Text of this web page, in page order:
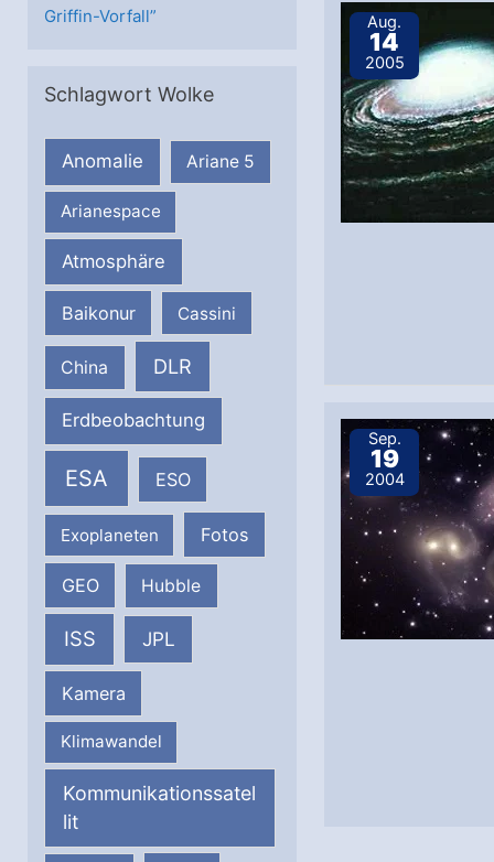
Griffin-Vorfall”
Schlagwort Wolke
Anomalie Ariane 5
Arianespace
Atmosphäre
Baikonur Cassini
China DLR
Erdbeobachtung
ESA ESO
Exoplaneten Fotos
GEO Hubble
ISS JPL
Kamera
Klimawandel
Kommunikationssatel
lit
Aug.
14
2005
Sep.
19
2004